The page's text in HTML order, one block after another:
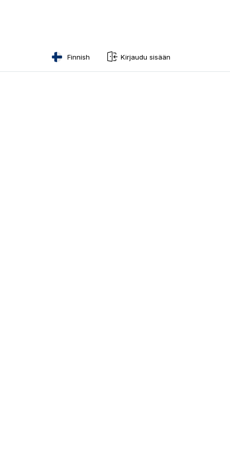
Finnish Kirjaudu sisään